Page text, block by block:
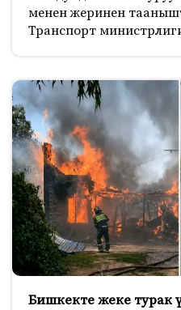
менен жеринен
Транспорт
Бишкекте жеке турак